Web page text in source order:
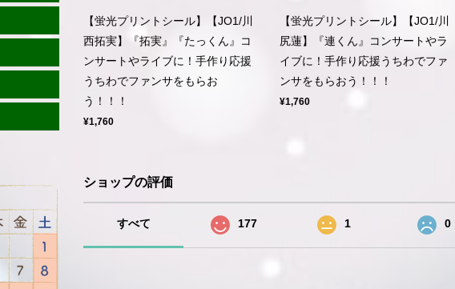
【蛍光プリントシール】【JO1/川
西拓実】『拓実』『たっくん』コ
ンサートやライブに！手作り応援
うちわでファンサをもらお
う！！！
¥1,760
【蛍光プリントシール】【JO1/川
尻蓮】『連くん』コンサートやラ
イブに！手作り応援うちわでファ
ンサをもらおう！！！
¥1,760
ショップの評価
すべて 177 1 0